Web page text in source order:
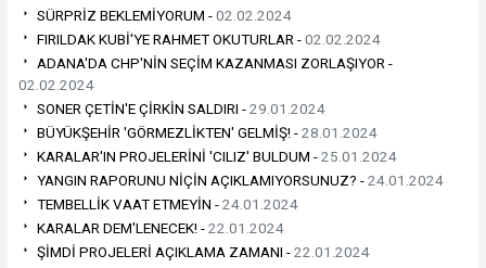
SÜRPRİZ BEKLEMİYORUM -02.02.2024
FIRILDAK KUBİ'YE RAHMET OKUTURLAR -02.02.2024
ADANA'DA CHP'NİN SEÇİM KAZANMASI ZORLAŞIYOR -
02.02.2024
SONER ÇETİN'E ÇİRKİN SALDIRI -29.01.2024
BÜYÜKŞEHİR 'GÖRMEZLİKTEN' GELMİŞ! -28.01.2024
KARALAR'IN PROJELERİNİ 'CILIZ' BULDUM -25.01.2024
YANGIN RAPORUNU NİÇİN AÇIKLAMIYORSUNUZ? -24.01.2024
TEMBELLİK VAAT ETMEYİN -24.01.2024
KARALAR DEM'LENECEK! -22.01.2024
ŞİMDİ PROJELERİ AÇIKLAMA ZAMANI -22.01.2024